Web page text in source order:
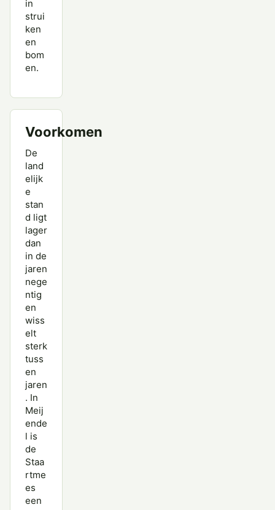
in
strui
ken
en
bom
en.
Voorkomen
De
land
elijk
e
stan
d ligt
lager
dan
in de
jaren
nege
ntig
en
wiss
elt
sterk
tuss
en
jaren
. In
Meij
ende
l is
de
Staa
rtme
es
een